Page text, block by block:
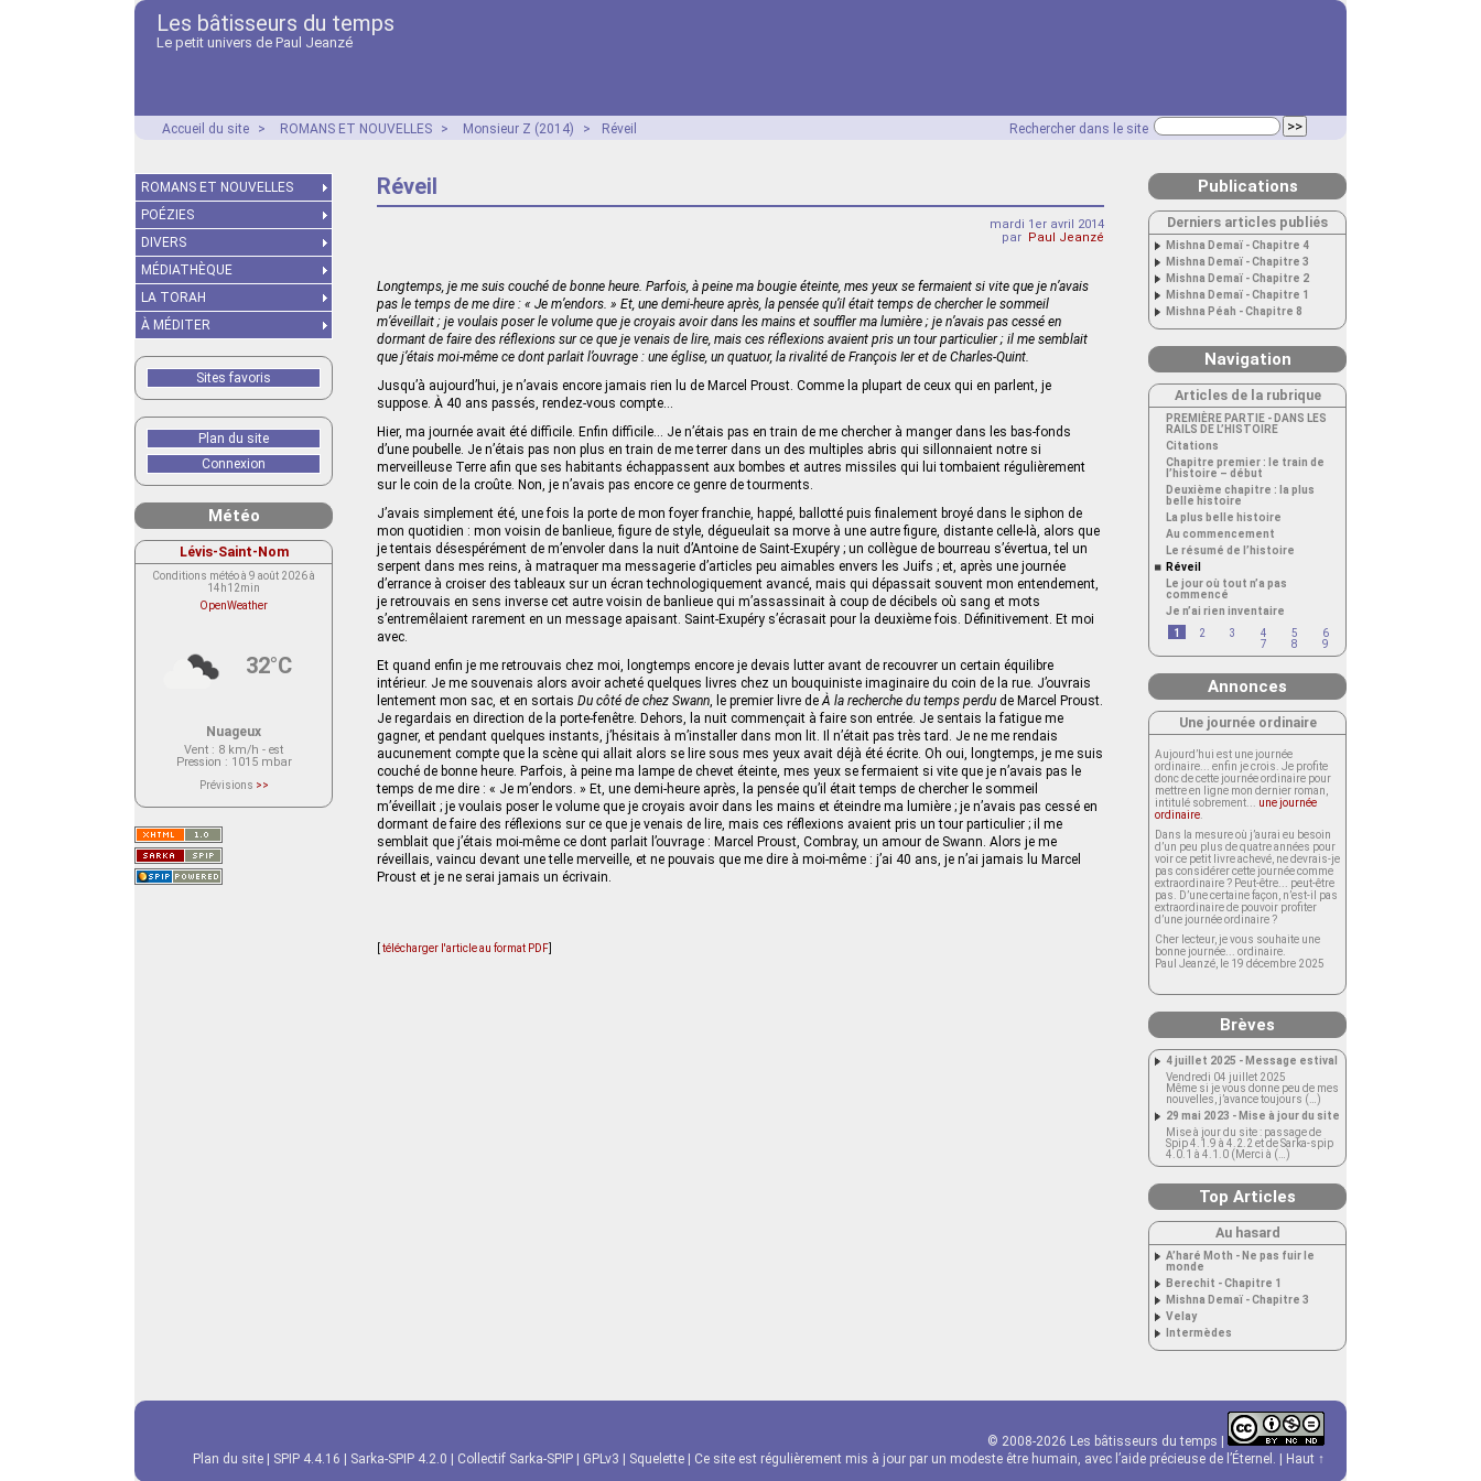
Les bâtisseurs du temps
Le petit univers de Paul Jeanzé
Rechercher dans le site
Accueil du site > ROMANS ET NOUVELLES > Monsieur Z (2014) > Réveil
Réveil
mardi 1er avril 2014
par Paul Jeanzé
Longtemps, je me suis couché de bonne heure. Parfois, à peine ma bougie éteinte, mes yeux se fermaient si vite que je n’avais
pas le temps de me dire : « Je m’endors. » Et, une demi-heure après, la pensée qu’il était temps de chercher le sommeil
m’éveillait ; je voulais poser le volume que je croyais avoir dans les mains et souffler ma lumière ; je n’avais pas cessé en
dormant de faire des réflexions sur ce que je venais de lire, mais ces réflexions avaient pris un tour particulier ; il me semblait
que j’étais moi-même ce dont parlait l’ouvrage : une église, un quatuor, la rivalité de François Ier et de Charles-Quint.
Jusqu’à aujourd’hui, je n’avais encore jamais rien lu de Marcel Proust. Comme la plupart de ceux qui en parlent, je
suppose. À 40 ans passés, rendez-vous compte…
Hier, ma journée avait été difficile. Enfin difficile… Je n’étais pas en train de me chercher à manger dans les bas-fonds
d’une poubelle. Je n’étais pas non plus en train de me terrer dans un des multiples abris qui sillonnaient notre si
merveilleuse Terre afin que ses habitants échappassent aux bombes et autres missiles qui lui tombaient régulièrement
sur le coin de la croûte. Non, je n’avais pas encore ce genre de tourments.
J’avais simplement été, une fois la porte de mon foyer franchie, happé, ballotté puis finalement broyé dans le siphon de
mon quotidien : mon voisin de banlieue, figure de style, dégueulait sa morve à une autre figure, distante celle-là, alors que
je tentais désespérément de m’envoler dans la nuit d’Antoine de Saint-Exupéry ; un collègue de bourreau s’évertua, tel un
serpent dans mes reins, à matraquer ma messagerie d’articles peu aimables envers les Juifs ; et, après une journée
d’errance à croiser des tableaux sur un écran technologiquement avancé, mais qui dépassait souvent mon entendement,
je retrouvais en sens inverse cet autre voisin de banlieue qui m’assassinait à coup de décibels où sang et mots
s’entremêlaient rarement en un message apaisant. Saint‑Exupéry s’écrasait pour la deuxième fois. Définitivement. Et moi
avec.
Et quand enfin je me retrouvais chez moi, longtemps encore je devais lutter avant de recouvrer un certain équilibre
intérieur. Je me souvenais alors avoir acheté quelques livres chez un bouquiniste imaginaire du coin de la rue. J’ouvrais
lentement mon sac, et en sortais Du côté de chez Swann, le premier livre deÀ la recherche du temps perdu de Marcel Proust.
Je regardais en direction de la porte-fenêtre. Dehors, la nuit commençait à faire son entrée. Je sentais la fatigue me
gagner, et pendant quelques instants, j’hésitais à m’installer dans mon lit. Il n’était pas très tard. Je ne me rendais
aucunement compte que la scène qui allait alors se lire sous mes yeux avait déjà été écrite. Oh oui, longtemps, je me suis
couché de bonne heure. Parfois, à peine ma lampe de chevet éteinte, mes yeux se fermaient si vite que je n’avais pas le
temps de me dire : « Je m’endors. » Et, une demi-heure après, la pensée qu’il était temps de chercher le sommeil
m’éveillait ; je voulais poser le volume que je croyais avoir dans les mains et éteindre ma lumière ; je n’avais pas cessé en
dormant de faire des réflexions sur ce que je venais de lire, mais ces réflexions avaient pris un tour particulier ; il me
semblait que j’étais moi-même ce dont parlait l’ouvrage : Marcel Proust, Combray, un amour de Swann. Alors je me
réveillais, vaincu devant une telle merveille, et ne pouvais que me dire à moi-même : j’ai 40 ans, je n’ai jamais lu Marcel
Proust et je ne serai jamais un écrivain.
télécharger l'article au format PDF
ROMANS ET NOUVELLES
POÉZIES
DIVERS
MÉDIATHÈQUE
LA TORAH
À MÉDITER
Sites favoris
Plan du site
Connexion
Météo
Lévis-Saint-Nom
Conditions météo à 9 août 2026 à
14h12min
OpenWeather
32°C
Nuageux
Vent : 8 km/h - est
Pression : 1015 mbar
Prévisions >>
actuellement aucune prévision
Saint-Nom.
Veuillez consulter le message du
service ci-dessous.
(401 - Invalid API key. Please see
https://openweathermap.org/faq#error401
Publications
Derniers articles publiés
Mishna Demaï - Chapitre 4
Mishna Demaï - Chapitre 3
Mishna Demaï - Chapitre 2
Mishna Demaï - Chapitre 1
Mishna Péah - Chapitre 8
Navigation
Articles de la rubrique
PREMIÈRE PARTIE - DANS LES
RAILS DE L’HISTOIRE
Citations
Chapitre premier : le train de
l’histoire – début
Deuxième chapitre : la plus
belle histoire
La plus belle histoire
Au commencement
Le résumé de l’histoire
Réveil
Le jour où tout n’a pas
commencé
Je n’ai rien inventaire
1
2 3 4 5
6
7
8 9
Annonces
Une journée ordinaire
Aujourd’hui est une journée
ordinaire... enfin je crois. Je profite
donc de cette journée ordinaire pour
mettre en ligne mon dernier roman,
intitulé sobrement... une journée
ordinaire
Dans la mesure où j’aurai eu besoin
d’un peu plus de quatre années pour
voir ce petit livre achevé, ne devrais-je
pas considérer cette journée comme
extraordinaire ? Peut-être... peut-être
pas. D’une certaine façon, n’est-il pas
extraordinaire de pouvoir profiter
d’une journée ordinaire ?
Cher lecteur, je vous souhaite une
bonne journée... ordinaire.
Paul Jeanzé, le 19 décembre 2025
Brèves
4 juillet 2025 - Message estival
Vendredi 04 juillet 2025
Même si je vous donne peu de mes
nouvelles, j’avance toujours (…)
29 mai 2023 - Mise à jour du site
Mise à jour du site : passage de
Spip 4.1.9 à 4.2.2 et de Sarka-spip
4.0.1 à 4.1.0 (Merci à (…)
Top Articles
Au hasard
A’haré Moth - Ne pas fuir le
monde
Berechit - Chapitre 1
Mishna Demaï - Chapitre 3
Velay
Intermèdes
© 2008-2026 Les bâtisseurs du temps |
Plan du site
SPIP 4.4.16 Sarka-SPIP 4.2.0 Collectif Sarka-SPIP GPLv3 Squelette | Ce site est régulièrement mis à jour par un modeste être humain, avec l’aide précieuse de l’Éternel. | Haut ↑